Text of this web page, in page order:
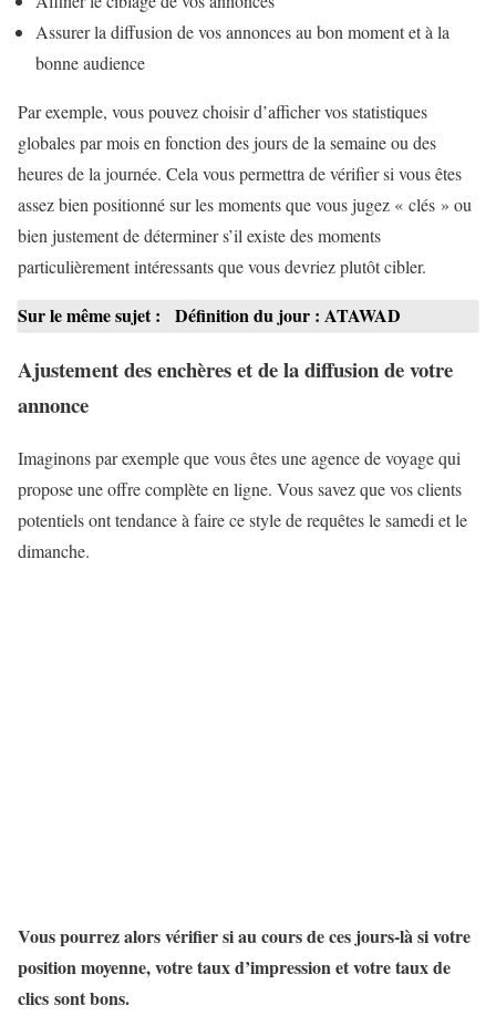
Assurer la diffusion de vos annonces au bon moment et à la
bonne audience
Par exemple, vous pouvez choisir d’afficher vos statistiques
globales par mois en fonction des jours de la semaine ou des
heures de la journée. Cela vous permettra de vérifier si vous êtes
assez bien positionné sur les moments que vous jugez « clés » ou
bien justement de déterminer s’il existe des moments
particulièrement intéressants que vous devriez plutôt cibler.
Sur le même sujet : Définition du jour : ATAWAD
Ajustement des enchères et de la diffusion de votre
annonce
Imaginons par exemple que vous êtes une agence de voyage qui
propose une offre complète en ligne. Vous savez que vos clients
potentiels ont tendance à faire ce style de requêtes le samedi et le
dimanche.
Vous pourrez alors vérifier si au cours de ces jours-là si votre
position moyenne, votre taux d’impression et votre taux de
clics sont bons.